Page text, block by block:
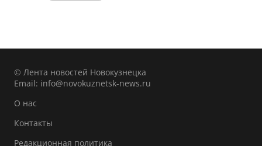
© Лента новостей Новокузнецка
Email: info@novokuznetsk-news.ru
О нас
Контакты
Редакционная политика